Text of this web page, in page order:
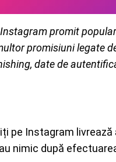
promit
promisiuni legate
date de
pe Instagram
nimic după